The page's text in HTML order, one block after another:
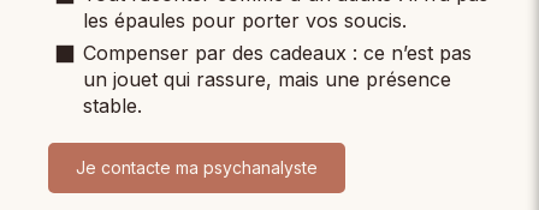
les épaules pour porter vos soucis.
Compenser par des cadeaux : ce n’est pas
un jouet qui rassure, mais une présence
stable.
Je contacte ma psychanalyste